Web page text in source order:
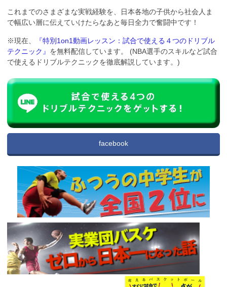
これまでのさまざまな実戦経験を、日本各地の子供から社会人ま
で幅広い層に伝えていけたらなあと毎日全力で奮闘中です！
※現在、
『特別1on1動画レッスン：試合で使える４つのドリブル
テクニック』 を無料配信しています。 (NBA選手のスキルなど試合
で使えるドリブルテクニックを徹底解説しています。)
facebook